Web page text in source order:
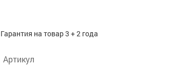
Гарантия на товар 3 + 2 года
Артикул